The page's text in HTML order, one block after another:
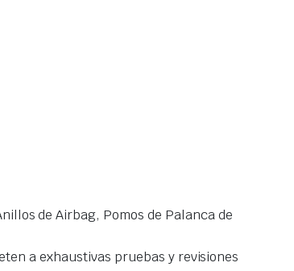
de Airbag, Pomos de Palanca de
a exhaustivas pruebas y revisiones